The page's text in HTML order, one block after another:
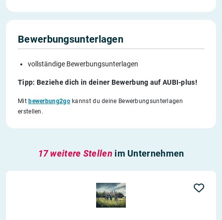
Bewerbungsunterlagen
vollständige Bewerbungsunterlagen
Tipp: Beziehe dich in deiner Bewerbung auf AUBI-plus!
Mit bewerbung2gokannst du deine Bewerbungsunterlagen
erstellen.
17 weitere Stellen im Unternehmen